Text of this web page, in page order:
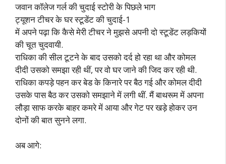
जवान कॉलेज गर्ल की चुदाई स्टोरी के पिछले भाग
ट्यूशन टीचर के घर स्टूडेंट की चुदाई-1
में अपने पढ़ा कि कैसे मेरी टीचर ने मुझसे अपनी दो स्टूडेंट लड़कियों
की चूत चुदवायी.
राधिका की सील टूटने के बाद उसको दर्द हो रहा था और कोमल
दीदी उसको समझा रही थीं, पर वो घर जाने की जिद कर रही थी.
राधिका कपड़े पहन कर बेड के किनारे पर बैठ गई और कोमल दीदी
उसके पास बैठ कर उसको समझाने में लगी थीं. मैं बाथरूम में अपना
लौड़ा साफ करके बाहर कमरे में आया और गेट पर खड़े होकर उन
दोनों की बात सुनने लगा.
अब आगे: